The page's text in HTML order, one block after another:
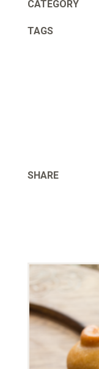
CATEGORY
TAGS
SHARE